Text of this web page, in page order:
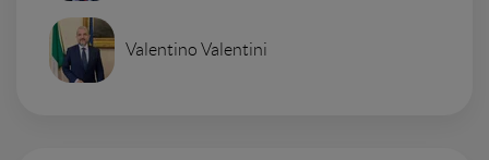
Valentino Valentini